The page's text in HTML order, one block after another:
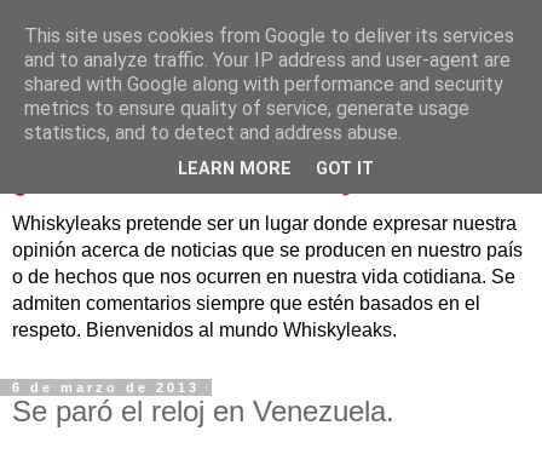
Whiskyleaks pretende ser un lugar donde expresar nuestra
opinión acerca de noticias que se producen en nuestro país
o de hechos que nos ocurren en nuestra vida cotidiana. Se
admiten comentarios siempre que estén basados en el
respeto. Bienvenidos al mundo Whiskyleaks.
6 de marzo de 2013
Se paró el reloj en Venezuela.
This site uses cookies from Google to deliver its services
and to analyze traffic. Your IP address and user-agent are
shared with Google along with performance and security
metrics to ensure quality of service, generate usage
statistics, and to detect and address abuse.
LEARN MORE GOT IT